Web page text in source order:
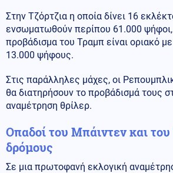
Στην Τζόρτζια η οποία δίνει 16
ενσωματωθούν περίπου 61.000 ψήφοι,
προβάδισμα του Τραμπ είναι οριακό
13.000 ψήφους.
Στις παράλληλες μάχες, οι
θα διατηρήσουν το προβάδισμά τους
αναμέτρηση θρίλερ.
Οπαδοί του Μπάιντεν και
δρόμους
Σε μια πρωτοφανή εκλογική